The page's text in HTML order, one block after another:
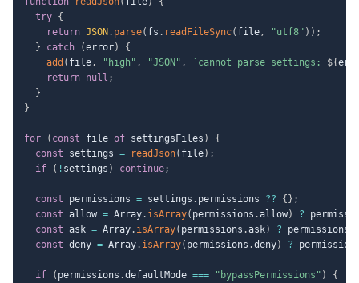
try {
return JSON . parse( fs . readFileSync( file, "utf8" ) ) ;
}
catch (error)
{
add ( file, "high" , "JSON" , ` cannot parse settings: ${
return null ;
}
}
for ( const file of settingsFiles )
{
const settings = readJson( file) ;
if
( ! settings ) continue;
const permissions = settings . permissions ?? { } ;
const allow = Array. isArray( permissions .allow) ?
const ask = Array. isArray( permissions .ask) ? permissions
const deny = Array. isArray( permissions .deny) ?
if ( permissions .defaultMode === "bypassPermissions" )
{